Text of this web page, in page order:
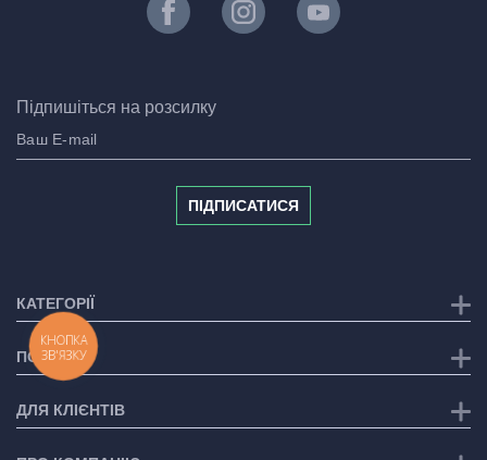
Підпишіться на розсилку
ПІДПИСАТИСЯ
КАТЕГОРІЇ
ПОСЛУГИ
ДЛЯ КЛІЄНТІВ
КНОПКА
ЗВ'ЯЗКУ